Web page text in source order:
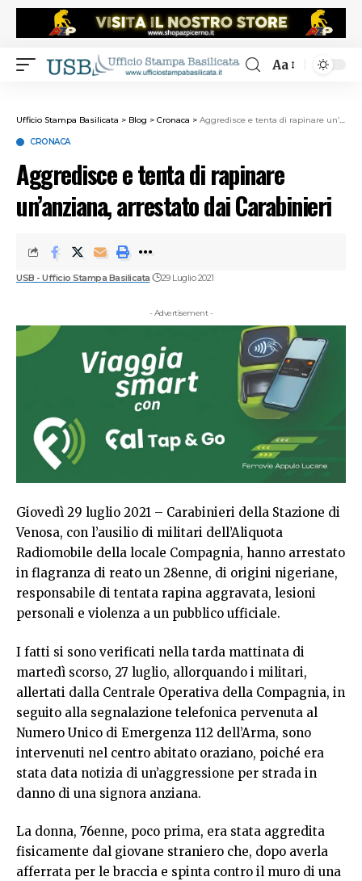
Aa
Ufficio Stampa Basilicata > Blog > Cronaca > Aggredisce e tenta di rapinare un’anziana, arrestato dai Carabinieri
CRONACA
Aggredisce e tenta di rapinare
un’anziana, arrestato dai Carabinieri
USB - Ufficio Stampa Basilicata 29 Luglio 2021
- Advertisement -
Giovedì 29 luglio 2021 – Carabinieri della Stazione di
Venosa, con l’ausilio di militari dell’Aliquota
Radiomobile della locale Compagnia, hanno arrestato
in flagranza di reato un 28enne, di origini nigeriane,
responsabile di tentata rapina aggravata, lesioni
personali e violenza a un pubblico ufficiale.
I fatti si sono verificati nella tarda mattinata di
martedì scorso, 27 luglio, allorquando i militari,
allertati dalla Centrale Operativa della Compagnia, in
seguito alla segnalazione telefonica pervenuta al
Numero Unico di Emergenza 112 dell’Arma, sono
intervenuti nel centro abitato oraziano, poiché era
stata data notizia di un’aggressione per strada in
danno di una signora anziana.
La donna, 76enne, poco prima, era stata aggredita
fisicamente dal giovane straniero che, dopo averla
afferrata per le braccia e spinta contro il muro di una